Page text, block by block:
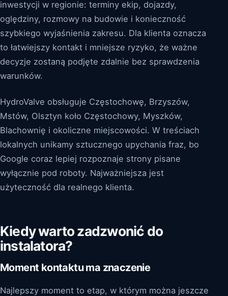
inwestycji w regionie: terminy ekip, dojazdy,
oględziny, rozmowy na budowie i konieczność
szybkiego wyjaśnienia zakresu. Dla klienta oznacza
to łatwiejszy kontakt i mniejsze ryzyko, że ważne
decyzje zostaną podjęte zdalnie bez sprawdzenia
warunków.
HydroValve obsługuje Częstochowę, Brzyszów,
Mstów, Olsztyn koło Częstochowy, Myszków,
Blachownię i okoliczne miejscowości. W treściach
lokalnych unikamy sztucznego upychania fraz, bo
Google coraz lepiej rozpoznaje strony pisane
wyłącznie pod roboty. Najważniejsza jest
użyteczność dla realnego klienta.
Kiedy warto zadzwonić do
instalatora?
Moment kontaktu ma znaczenie
Najlepszy moment to etap, w którym można jeszcze